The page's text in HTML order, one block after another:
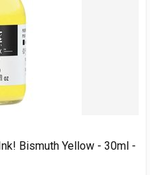
Bismuth Yellow - 30ml -